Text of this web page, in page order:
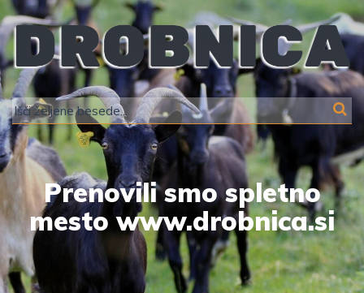
Prenovili smo spletno
mesto www.drobnica.si